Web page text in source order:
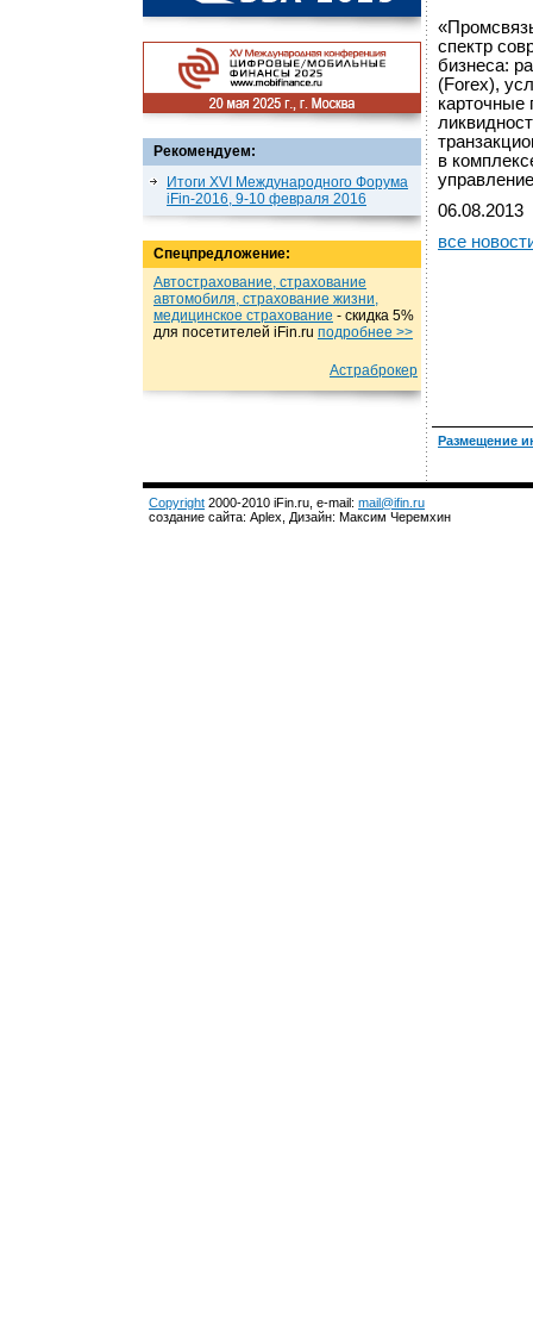
Рекомендуем:
Итоги XVI Международного Форума
iFin-2016, 9-10 февраля 2016
Спецпредложение:
Автострахование, страхование
автомобиля, страхование жизни,
медицинское страхование - cкидка 5%
для посетителей iFin.ru подробнеe >>
Астраброкер
спектр
бизнеса:
(Forex),
карточные
в
06.08.2013
все
Размещение
Copyright 2000-2010 iFin.ru, e-mail: mail@ifin.ru
создание сайта: Aplex, Дизайн: Максим Черемхин